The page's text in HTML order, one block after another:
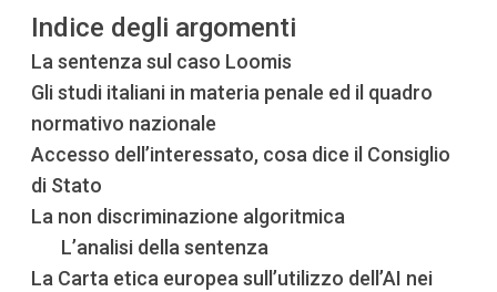
Indice degli argomenti
La sentenza sul caso Loomis
Gli studi italiani in materia penale ed il quadro
normativo nazionale
Accesso dell’interessato, cosa dice il Consiglio
di Stato
La non discriminazione algoritmica
L’analisi della sentenza
La Carta etica europea sull’utilizzo dell’AI nei